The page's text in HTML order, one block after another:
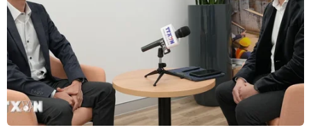
Theo dõi VietnamPlus